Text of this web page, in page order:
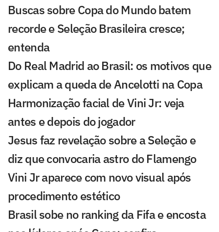
Buscas sobre Copa do Mundo batem
recorde e Seleção Brasileira cresce;
entenda
Do Real Madrid ao Brasil: os motivos que
explicam a queda de Ancelotti na Copa
Harmonização facial de Vini Jr: veja
antes e depois do jogador
Jesus faz revelação sobre a Seleção e
diz que convocaria astro do Flamengo
Vini Jr aparece com novo visual após
procedimento estético
Brasil sobe no ranking da Fifa e encosta